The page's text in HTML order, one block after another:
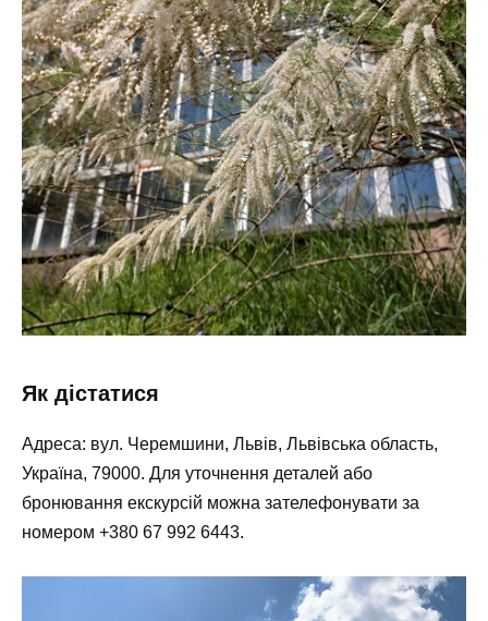
Як дістатися
Адреса: вул. Черемшини, Львів, Львівська область,
Україна, 79000. Для уточнення деталей або
бронювання екскурсій можна зателефонувати за
номером +380 67 992 6443.